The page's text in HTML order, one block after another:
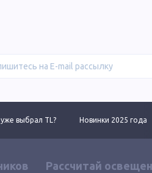
выбрал TL? Новинки 2025 года
Рассчитай